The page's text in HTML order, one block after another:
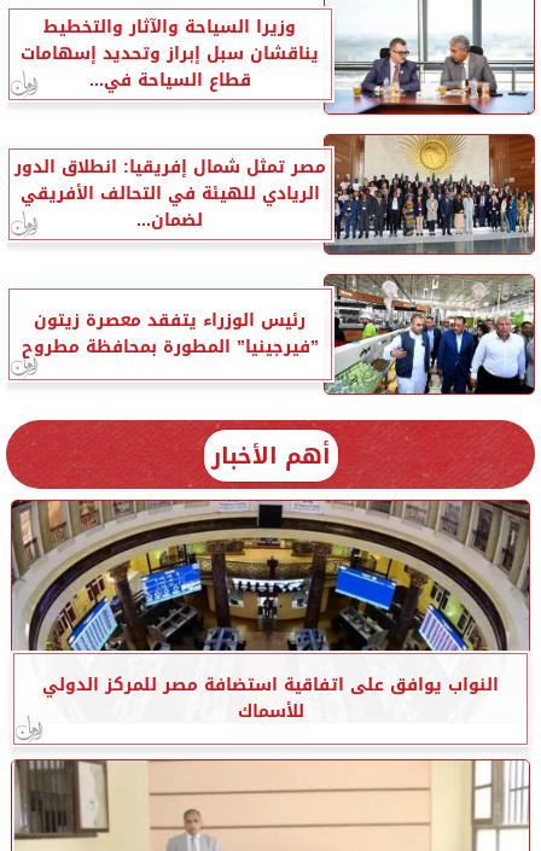
وزيرا السياحة والآثار والتخطيط
يناقشان سبل إبراز وتحديد إسهامات
قطاع السياحة في...
مصر تمثل شمال إفريقيا: انطلاق الدور
الريادي للهيئة في التحالف الأفريقي
لضمان...
رئيس الوزراء يتفقد معصرة زيتون
”فيرجينيا” المطورة بمحافظة مطروح
أهم الأخبار
النواب يوافق على اتفاقية استضافة مصر للمركز الدولي
للأسماك